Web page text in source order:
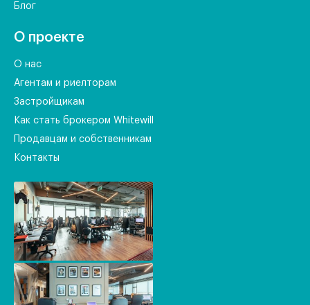
Блог
О проекте
О нас
Агентам и риелторам
Застройщикам
Как стать брокером Whitewill
Продавцам и собственникам
Контакты